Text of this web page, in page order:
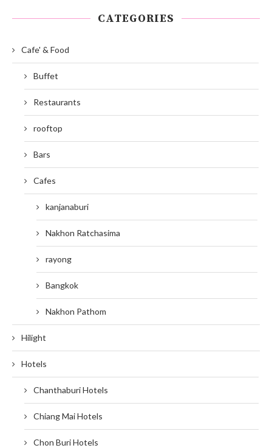
CATEGORIES
Cafe' & Food
Buffet
Restaurants
rooftop
Bars
Cafes
kanjanaburi
Nakhon Ratchasima
rayong
Bangkok
Nakhon Pathom
Hilight
Hotels
Chanthaburi Hotels
Chiang Mai Hotels
Chon Buri Hotels